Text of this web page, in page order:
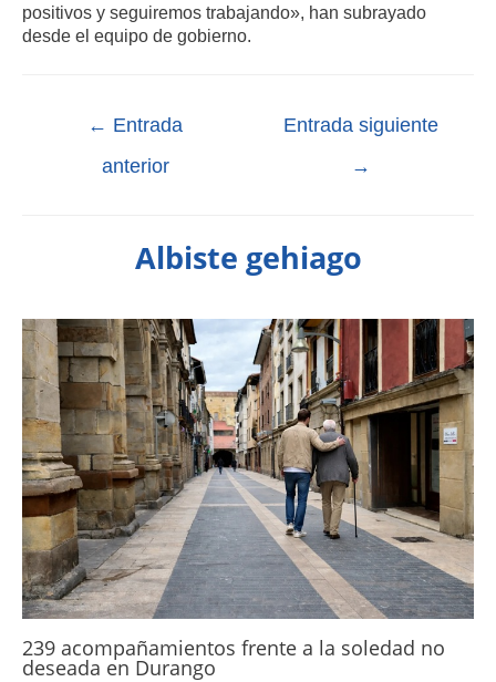
positivos y seguiremos trabajando», han subrayado
desde el equipo de gobierno.
← Entrada
anterior
Entrada siguiente
→
Albiste gehiago
239 acompañamientos frente a la soledad no
deseada en Durango